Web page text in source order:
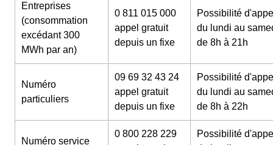
Entreprises
(consommation
excédant 300
MWh par an)
0 811 015 000
appel gratuit
depuis un fixe
Possibilité
du lundi au
de 8h à 21h
Numéro
particuliers
09 69 32 43 24
appel gratuit
depuis un fixe
Possibilité
du lundi au
de 8h à 22h
Numéro service
0 800 228 229
Possibilité